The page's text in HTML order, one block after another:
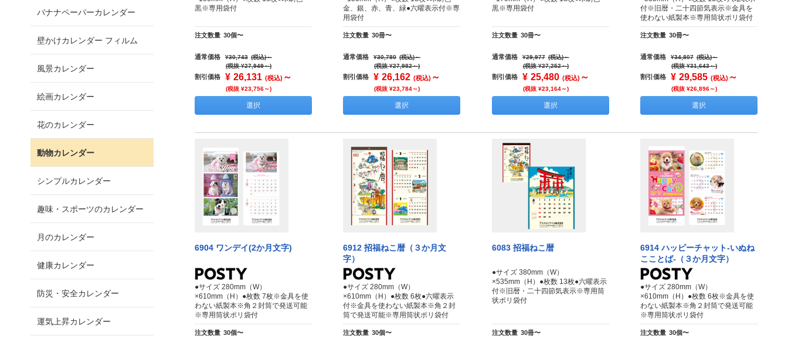
黒※専用袋付
注文数量 30個〜
通常価格 ¥30,743 (税込)～
(税抜 ¥27,949～)
割引価格 ¥ 26,131 (税込) ～
(税抜 ¥23,756～)
選択
金、銀、赤、青、緑●六曜表示付※専
用袋付
注文数量 30冊〜
通常価格 ¥30,780 (税込)～
(税抜 ¥27,982～)
割引価格 ¥ 26,162 (税込) ～
(税抜 ¥23,784～)
選択
黒※専用袋付
注文数量 30冊〜
通常価格 ¥29,977 (税込)～
(税抜 ¥27,252～)
割引価格 ¥ 25,480 (税込) ～
(税抜 ¥23,164～)
選択
付※旧暦・二十四節気表示※金具を
使わない紙製本※専用筒状ポリ袋付
注文数量 30冊〜
通常価格 ¥34,807 (税込)～
(税抜 ¥31,643～)
割引価格 ¥ 29,585 (税込) ～
(税抜 ¥26,896～)
選択
6904 ワンデイ(2か月文字)
●サイズ 280mm（W）
×610mm（H）●枚数 7枚※金具を使
わない紙製本※角２封筒で発送可能
※専用筒状ポリ袋付
注文数量 30個〜
6912 招福ねこ暦（３か月文
字）
●サイズ 280mm（W）
×610mm（H）●枚数 6枚●六曜表示
付※金具を使わない紙製本※角２封
筒で発送可能※専用筒状ポリ袋付
注文数量 30個〜
6083 招福ねこ暦
●サイズ 380mm（W）
×535mm（H）●枚数 13枚●六曜表示
付※旧暦・二十四節気表示※専用筒
状ポリ袋付
注文数量 30冊〜
6914 ハッピーチャット‐いぬね
こことば‐（３か月文字）
●サイズ 280mm（W）
×610mm（H）●枚数 6枚※金具を使
わない紙製本※角２封筒で発送可能
※専用筒状ポリ袋付
注文数量 30個〜
バナナペーパーカレンダー
壁かけカレンダー フィルム
風景カレンダー
絵画カレンダー
花のカレンダー
動物カレンダー
シンプルカレンダー
趣味・スポーツのカレンダー
月のカレンダー
健康カレンダー
防災・安全カレンダー
運気上昇カレンダー